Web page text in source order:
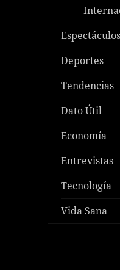
Espectáculos
Deportes
Tendencias
Dato Útil
Economía
Entrevistas
Tecnología
Vida Sana